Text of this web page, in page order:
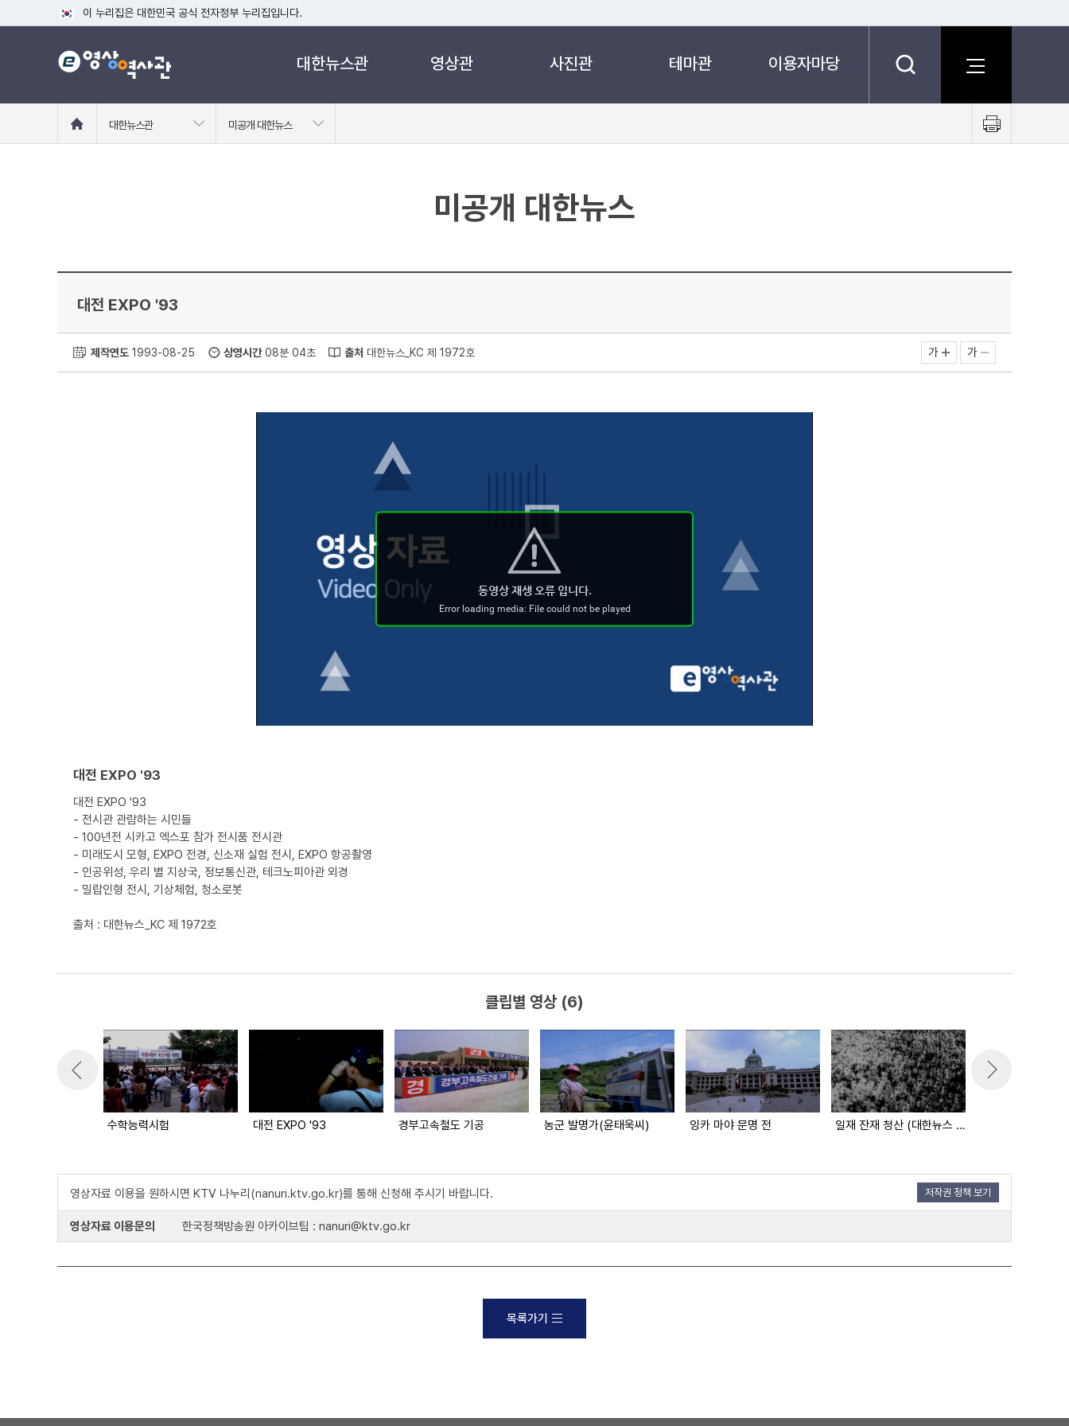
이 누리집은 대한민국 공식 전자정부 누리집입니다.
공식 누리집 주소 확인하기
go.kr 주소를 사용하는 누리집은 대한민국 정부기관이 관리하는 누리집입니다.
대한뉴스관 영상관 사진관 테마관 이용자마당
로
대한뉴스관 미공개 대한뉴스
트
미공개 대한뉴스
대전 EXPO '93
제작연도 1993-08-25 상영시간08분 04초 출처 대한뉴스_KC 제 1972호 가 가
대전 EXPO '93
대전 EXPO '93
- 전시관 관람하는 시민들
- 100년전 시카고 엑스포 참가 전시품 전시관
- 미래도시 모형, EXPO 전경, 신소재 실험 전시, EXPO 항공촬영
- 인공위성, 우리 별 지상국, 정보통신관, 테크노피아관 외경
- 밀랍인형 전시, 기상체험, 청소로봇
출처 : 대한뉴스_KC 제 1972호
클립별 영상 (6)
수학능력시험 대전 EXPO '93 경부고속철도 기공 농군 발명가(윤태욱씨) 잉카 마야 문명 전 일재 잔재 청산 (대한뉴스 1971호 수록)
영상자료 이용을 원하시면 KTV 나누리(nanuri.ktv.go.kr)를 통해 신청해 주시기 바랍니다. 저작권 정책 보기
영상자료 이용문의 한국정책방송원 아카이브팀 : nanuri@ktv.go.kr
목록가기